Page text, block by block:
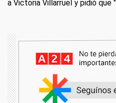
a Victoria Villarruel y pidió que